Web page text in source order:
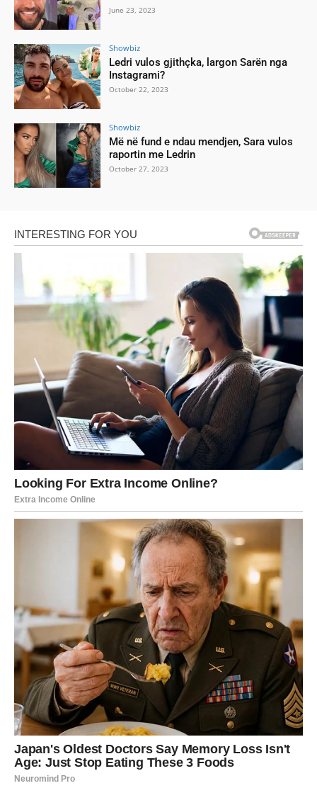
June 23, 2023
Showbiz
Ledri vulos gjithçka, largon Sarën nga
Instagrami?
October 22, 2023
Showbiz
Më në fund e ndau mendjen, Sara vulos
raportin me Ledrin
October 27, 2023